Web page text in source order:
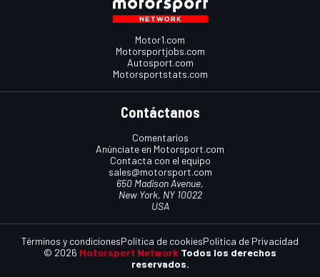
Motor1.com
Motorsportjobs.com
Autosport.com
Motorsportstats.com
Contáctanos
Comentarios
Anúnciate en Motorsport.com
Contacta con el equipo
sales@motorsport.com
650 Madison Avenue,
New York, NY 10022
USA
© 2026 Motorsport Network Todos los derechos
reservados.
Términos y condicionesPolítica de cookiesPolítica de Privacidad